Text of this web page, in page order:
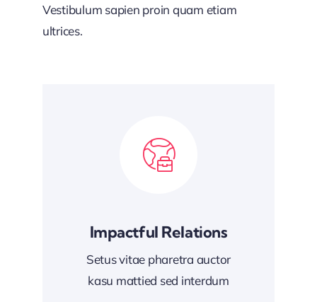
Vestibulum sapien proin quam etiam
ultrices.
Impactful Relations
Setus vitae pharetra auctor
kasu mattied sed interdum